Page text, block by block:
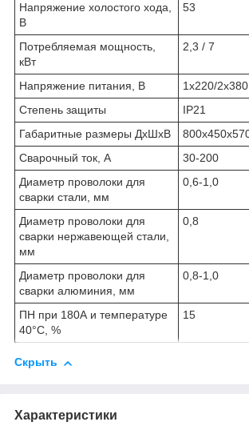
Напряжение холостого хода,
В
53
Потребляемая мощность,
кВт
2,3 / 7
Напряжение питания, В
1х220/
Степень защиты
IP21
Габаритные размеры ДхШхВ
Сварочный ток, А
30-200
Диаметр проволоки для
сварки стали, мм
0,6-1,0
Диаметр проволоки для
сварки нержавеющей стали,
мм
0,8
Диаметр проволоки для
сварки алюминия, мм
0,8-1,0
ПН при 180А и температуре
40°С, %
15
Скрыть
Характеристики